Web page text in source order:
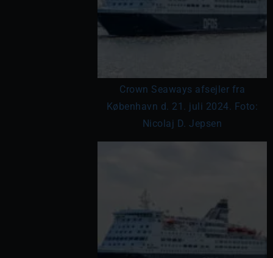
Crown Seaways afsejler fra
København d. 21. juli 2024. Foto:
Nicolaj D. Jepsen